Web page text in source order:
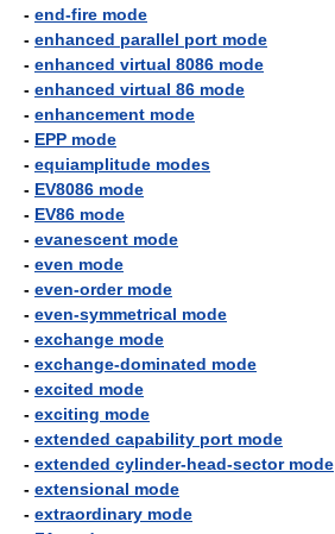
- end-fire mode
- enhanced parallel port mode
- enhanced virtual 8086 mode
- enhanced virtual 86 mode
- enhancement mode
- EPP mode
- equiamplitude modes
- EV8086 mode
- EV86 mode
- evanescent mode
- even mode
- even-order mode
- even-symmetrical mode
- exchange mode
- exchange-dominated mode
- excited mode
- exciting mode
- extended capability port mode
- extended cylinder-head-sector mode
- extensional mode
- extraordinary mode